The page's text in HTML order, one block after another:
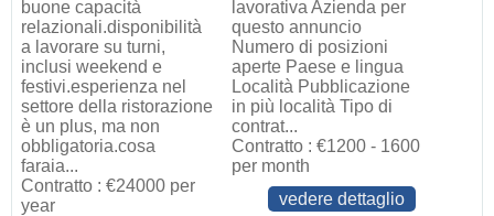
buone capacità
relazionali.disponibilità
a lavorare su turni,
inclusi weekend e
festivi.esperienza nel
settore della ristorazione
è un plus, ma non
obbligatoria.cosa
faraia...
Contratto : €24000 per
year
lavorativa Azienda per
questo annuncio
Numero di posizioni
aperte Paese e lingua
Località Pubblicazione
in più località Tipo di
contrat...
Contratto : €1200 - 1600
per month
vedere dettaglio